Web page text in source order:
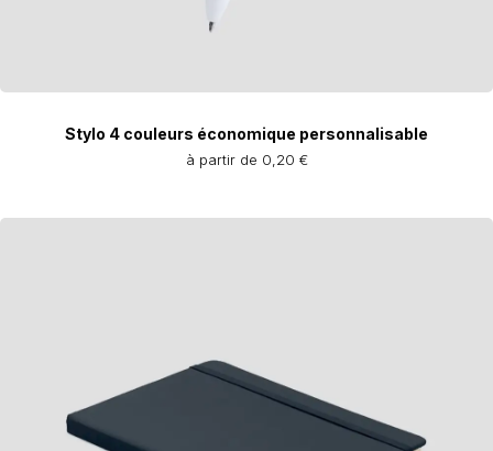
Stylo 4 couleurs économique personnalisable
à partir de 0,20 €